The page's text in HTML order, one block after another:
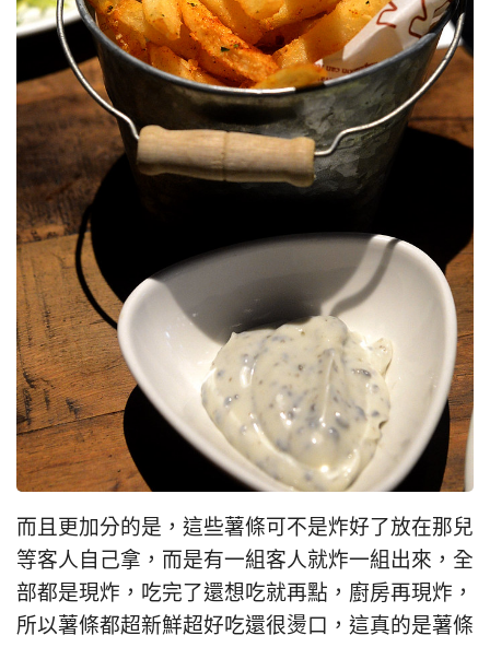
而且更加分的是，這些薯條可不是炸好了放在那兒
等客人自己拿，而是有一組客人就炸一組出來，全
部都是現炸，吃完了還想吃就再點，廚房再現炸，
所以薯條都超新鮮超好吃還很燙口，這真的是薯條